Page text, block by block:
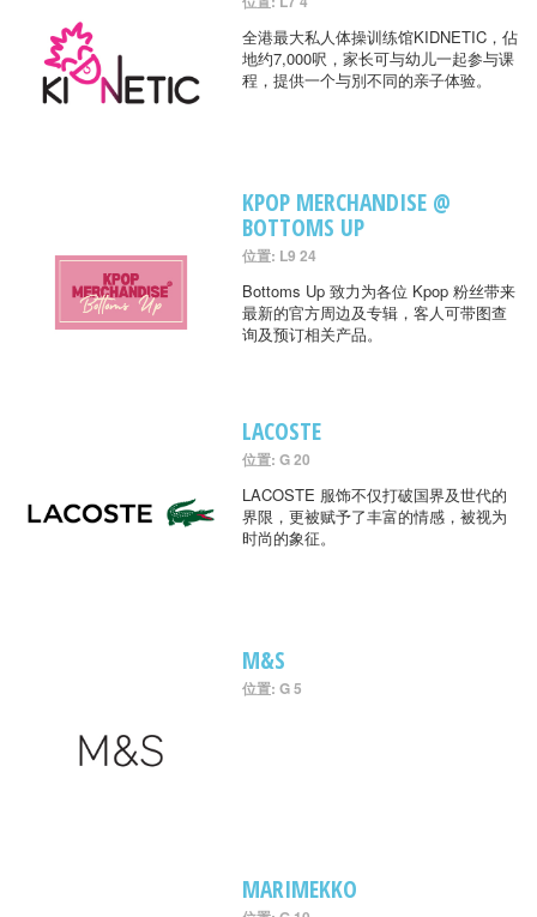
全港最大私人体操训练馆KIDNETIC，佔
地约7,000呎，家长可与幼儿一起参与课
程，提供一个与別不同的亲子体验。
KPOP MERCHANDISE @
BOTTOMS UP
位置: L9 24
Bottoms Up 致力为各位 Kpop 粉丝带来
最新的官方周边及专辑，客人可带图查
询及预订相关产品。
LACOSTE
位置: G 20
LACOSTE 服饰不仅打破国界及世代的
界限，更被赋予了丰富的情感，被视为
时尚的象征。
M&S
位置: G 5
MARIMEKKO